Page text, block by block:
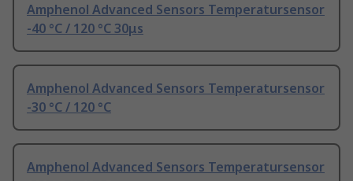
Amphenol Advanced Sensors Temperatursensor
-40 °C / 120 °C 30μs
Amphenol Advanced Sensors Temperatursensor
-30 °C / 120 °C
Amphenol Advanced Sensors Temperatursensor